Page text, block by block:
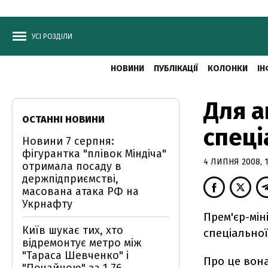
УСІ РОЗДІЛИ
НОВИНИ ПУБЛІКАЦІЇ КОЛОНКИ
Для
4 ЛИПНЯ 2008,
Прем'єр-
Про це
ОСТАННІ НОВИНИ
Новини 7 серпня:
фігурантка "плівок Міндіча"
отримала посаду в
держпідприємстві,
масована атака РФ на
Укрнафту
Київ шукає тих, хто
відремонтує метро між
"Тараса Шевченко" і